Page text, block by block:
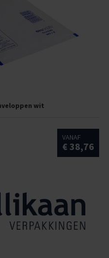
wit
VANAF
€ 38,76